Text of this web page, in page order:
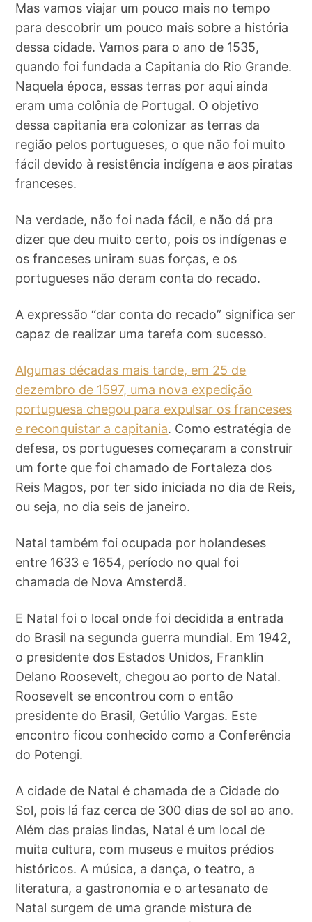
Mas vamos viajar um pouco mais no tempo
para descobrir um pouco mais sobre a história
dessa cidade. Vamos para o ano de 1535,
quando foi fundada a Capitania do Rio Grande.
Naquela época, essas terras por aqui ainda
eram uma colônia de Portugal. O objetivo
dessa capitania era colonizar as terras da
região pelos portugueses, o que não foi muito
fácil devido à resistência indígena e aos piratas
franceses.
Na verdade, não foi nada fácil, e não dá pra
dizer que deu muito certo, pois os indígenas e
os franceses uniram suas forças, e os
portugueses não deram conta do recado.
A expressão “dar conta do recado” significa ser
capaz de realizar uma tarefa com sucesso.
Algumas décadas mais tarde, em 25 de
dezembro de 1597, uma nova expedição
portuguesa chegou para expulsar os franceses
e reconquistar a capitania. Como estratégia de
defesa, os portugueses começaram a construir
um forte que foi chamado de Fortaleza dos
Reis Magos, por ter sido iniciada no dia de Reis,
ou seja, no dia seis de janeiro.
Natal também foi ocupada por holandeses
entre 1633 e 1654, período no qual foi
chamada de Nova Amsterdã.
E Natal foi o local onde foi decidida a entrada
do Brasil na segunda guerra mundial. Em 1942,
o presidente dos Estados Unidos, Franklin
Delano Roosevelt, chegou ao porto de Natal.
Roosevelt se encontrou com o então
presidente do Brasil, Getúlio Vargas. Este
encontro ficou conhecido como a Conferência
do Potengi.
A cidade de Natal é chamada de a Cidade do
Sol, pois lá faz cerca de 300 dias de sol ao ano.
Além das praias lindas, Natal é um local de
muita cultura, com museus e muitos prédios
históricos. A música, a dança, o teatro, a
literatura, a gastronomia e o artesanato de
Natal surgem de uma grande mistura de